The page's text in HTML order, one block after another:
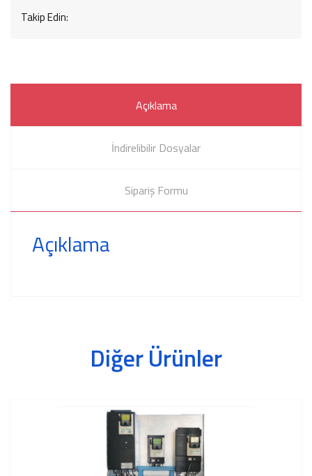
Takip Edin:
Açıklama
İndirelibilir Dosyalar
Sipariş Formu
Açıklama
Diğer Ürünler